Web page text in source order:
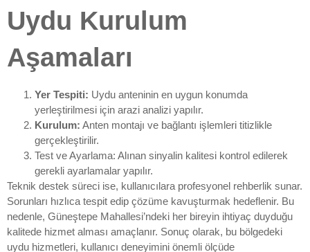
Uydu Kurulum
Aşamaları
Yer Tespiti: Uydu anteninin en uygun konumda
yerleştirilmesi için arazi analizi yapılır.
Kurulum: Anten montajı ve bağlantı işlemleri titizlikle
gerçekleştirilir.
Test ve Ayarlama: Alınan sinyalin kalitesi kontrol edilerek
gerekli ayarlamalar yapılır.
Teknik destek süreci ise, kullanıcılara profesyonel rehberlik sunar.
Sorunları hızlıca tespit edip çözüme kavuşturmak hedeflenir. Bu
nedenle, Güneştepe Mahallesi’ndeki her bireyin ihtiyaç duyduğu
kalitede hizmet alması amaçlanır. Sonuç olarak, bu bölgedeki
uydu hizmetleri, kullanıcı deneyimini önemli ölçüde